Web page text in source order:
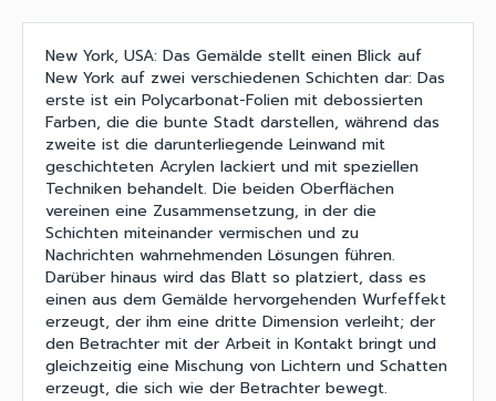
New York, USA: Das Gemälde stellt einen Blick auf
New York auf zwei verschiedenen Schichten dar: Das
erste ist ein Polycarbonat-Folien mit debossierten
Farben, die die bunte Stadt darstellen, während das
zweite ist die darunterliegende Leinwand mit
geschichteten Acrylen lackiert und mit speziellen
Techniken behandelt. Die beiden Oberflächen
vereinen eine Zusammensetzung, in der die
Schichten miteinander vermischen und zu
Nachrichten wahrnehmenden Lösungen führen.
Darüber hinaus wird das Blatt so platziert, dass es
einen aus dem Gemälde hervorgehenden Wurfeffekt
erzeugt, der ihm eine dritte Dimension verleiht; der
den Betrachter mit der Arbeit in Kontakt bringt und
gleichzeitig eine Mischung von Lichtern und Schatten
erzeugt, die sich wie der Betrachter bewegt.